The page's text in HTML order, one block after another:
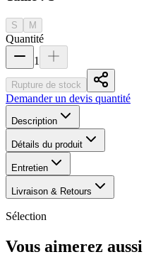
S M
Quantité
1
Rupture de stock
Demander un devis quantité
Description
Détails du produit
Entretien
Livraison & Retours
Sélection
Vous aimerez aussi